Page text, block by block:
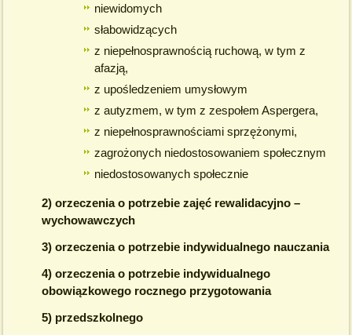
niewidomych
słabowidzących
z niepełnosprawnością ruchową, w tym z
afazją,
z upośledzeniem umysłowym
z autyzmem, w tym z zespołem Aspergera,
z niepełnosprawnościami sprzężonymi,
zagrożonych niedostosowaniem społecznym
niedostosowanych społecznie
2) orzeczenia o potrzebie zajęć rewalidacyjno –
wychowawczych
3) orzeczenia o potrzebie indywidualnego nauczania
4) orzeczenia o potrzebie indywidualnego
obowiązkowego rocznego przygotowania
5) przedszkolnego